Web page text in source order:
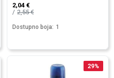
2,04 €
2,55€
Dostupno boja: 1
29%